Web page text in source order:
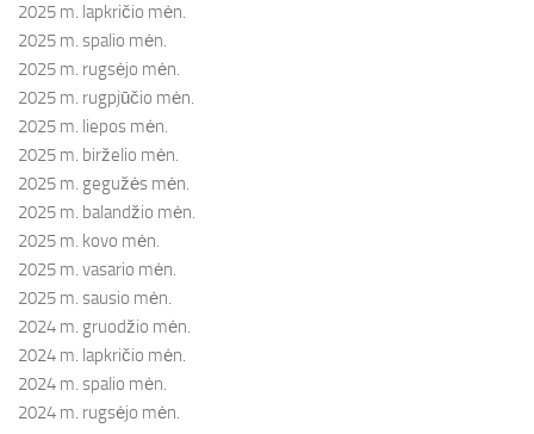
2025 m. lapkričio mėn.
2025 m. spalio mėn.
2025 m. rugsėjo mėn.
2025 m. rugpjūčio mėn.
2025 m. liepos mėn.
2025 m. birželio mėn.
2025 m. gegužės mėn.
2025 m. balandžio mėn.
2025 m. kovo mėn.
2025 m. vasario mėn.
2025 m. sausio mėn.
2024 m. gruodžio mėn.
2024 m. lapkričio mėn.
2024 m. spalio mėn.
2024 m. rugsėjo mėn.